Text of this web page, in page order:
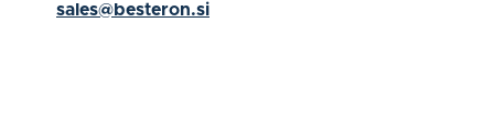
sales@besteron.si